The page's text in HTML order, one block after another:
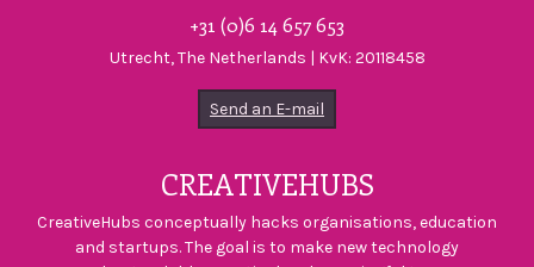
+31 (0)6 14 657 653
Utrecht, The Netherlands | KvK: 20118458
Send an E-mail
CREATIVEHUBS
CreativeHubs conceptually hacks organisations, education
and startups. The goal is to make new technology